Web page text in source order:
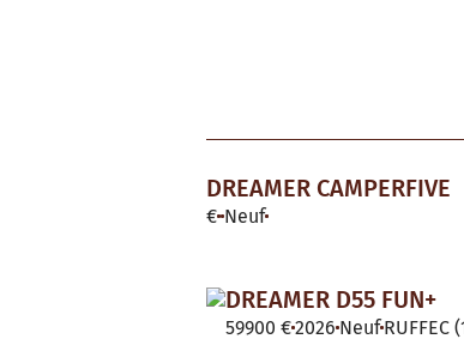
DREAMER CAMPERFIVE
€ Neuf
DREAMER D55 FUN+
59900 €2026 Neuf RUFFEC